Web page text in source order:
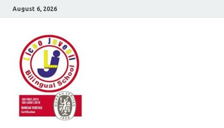
August 6, 2026